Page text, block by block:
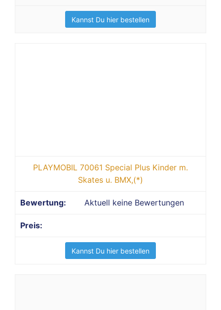
Kannst Du hier bestellen
PLAYMOBIL 70061 Special Plus Kinder m.
Skates u. BMX,(*)
Aktuell keine Bewertungen
Kannst Du hier bestellen